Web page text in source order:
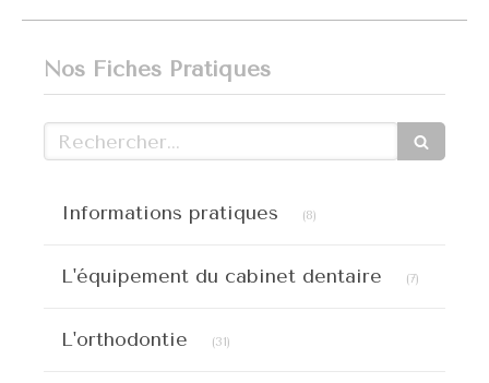
Nos Fiches Pratiques
Rechercher
Informations pratiques (8)
L'équipement du cabinet dentaire (7)
L'orthodontie (31)